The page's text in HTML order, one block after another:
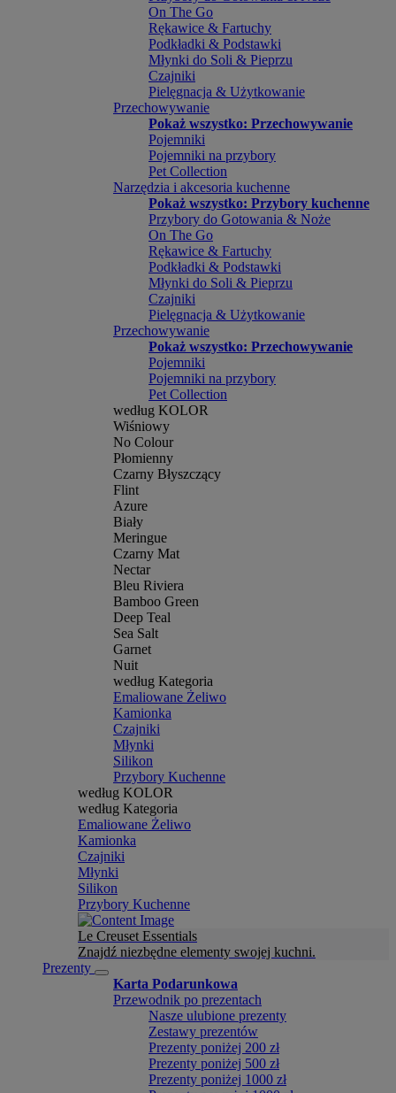
On The Go
Rękawice & Fartuchy
Podkładki & Podstawki
Młynki do Soli & Pieprzu
Czajniki
Pielęgnacja & Użytkowanie
Przechowywanie
Pokaż wszystko: Przechowywanie
Pojemniki
Pojemniki na przybory
Pet Collection
Narzędzia i akcesoria kuchenne
Pokaż wszystko: Przybory kuchenne
Przybory do Gotowania & Noże
On The Go
Rękawice & Fartuchy
Podkładki & Podstawki
Młynki do Soli & Pieprzu
Czajniki
Pielęgnacja & Użytkowanie
Przechowywanie
Pokaż wszystko: Przechowywanie
Pojemniki
Pojemniki na przybory
Pet Collection
według KOLOR
Wiśniowy
No Colour
Płomienny
Czarny Błyszczący
Flint
Azure
Biały
Meringue
Czarny Mat
Nectar
Bleu Riviera
Bamboo Green
Deep Teal
Sea Salt
Garnet
Nuit
według Kategoria
Emaliowane Żeliwo
Kamionka
Czajniki
Młynki
Silikon
Przybory Kuchenne
według KOLOR
według Kategoria
Emaliowane Żeliwo
Kamionka
Czajniki
Młynki
Silikon
Przybory Kuchenne
Le Creuset Essentials
Znajdź niezbędne elementy swojej kuchni.
Prezenty
Karta Podarunkowa
Przewodnik po prezentach
Nasze ulubione prezenty
Zestawy prezentów
Prezenty poniżej 200 zł
Prezenty poniżej 500 zł
Prezenty poniżej 1000 zł